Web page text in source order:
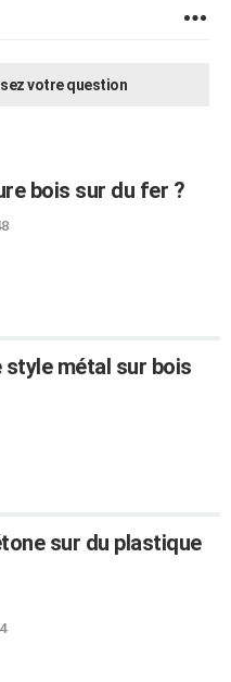
votre question
bois sur du fer ?
métal sur bois
sur du plastique